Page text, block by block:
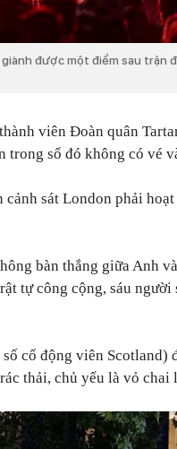
được một điểm sau trận
viên Đoàn quân
trong số đó không có vé
sát London phải
bàn thắng giữa Anh
tự công cộng, sáu người
cổ động viên Scotland)
thải, chủ yếu là vỏ chai